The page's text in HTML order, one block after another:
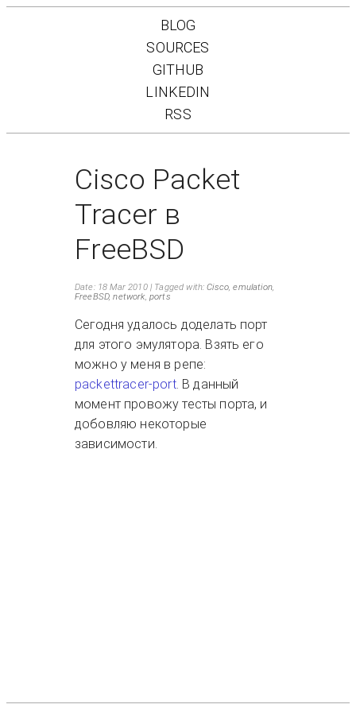
BLOG
SOURCES
GITHUB
LINKEDIN
RSS
Cisco Packet
Tracer в
FreeBSD
Date: 18 Mar 2010 Tagged with:Cisco,emulation,
FreeBSD,network, ports
Сегодня удалось доделать порт
для этого эмулятора. Взять его
можно у меня в репе:
packettracer-port. В данный
момент провожу тесты порта, и
добовляю некоторые
зависимости.